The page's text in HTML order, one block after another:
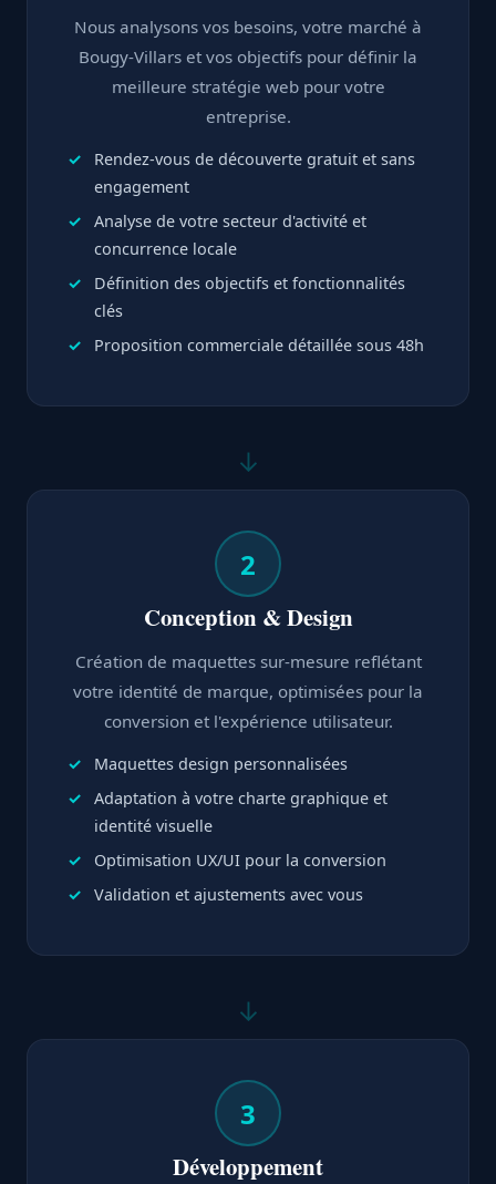
Nous analysons vos besoins, votre marché à
Bougy-Villars et vos objectifs pour définir la
meilleure stratégie web pour votre
entreprise.
Rendez-vous de découverte gratuit et sans
engagement
Analyse de votre secteur d'activité et
concurrence locale
Définition des objectifs et fonctionnalités
clés
Proposition commerciale détaillée sous 48h
↓
2
Conception & Design
Création de maquettes sur-mesure reflétant
votre identité de marque, optimisées pour la
conversion et l'expérience utilisateur.
Maquettes design personnalisées
Adaptation à votre charte graphique et
identité visuelle
Optimisation UX/UI pour la conversion
Validation et ajustements avec vous
↓
3
Développement